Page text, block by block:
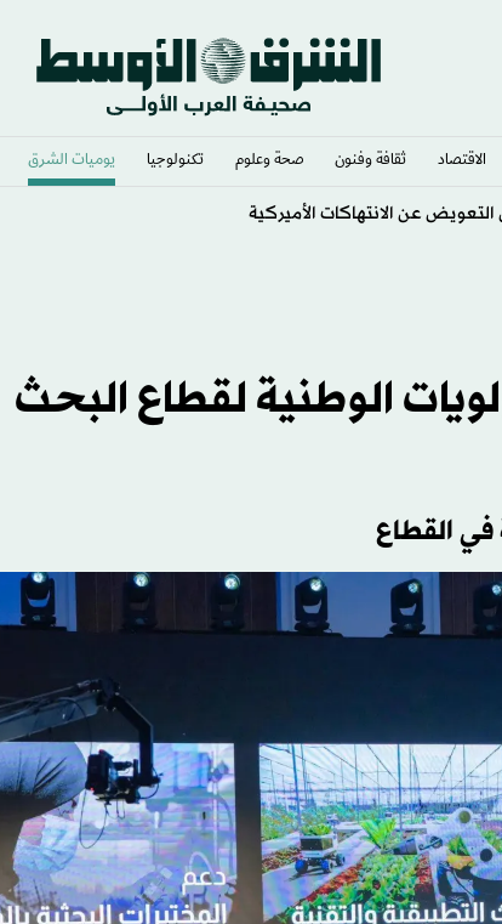
الاقتصاد ثقافة وفنون صحة وعلوم تكنولوجيا يوميات الشرق​
الوطنية لقطاع البحث
القطاع